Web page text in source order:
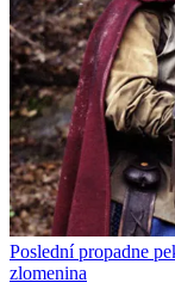
Poslední propadne
zlomenina